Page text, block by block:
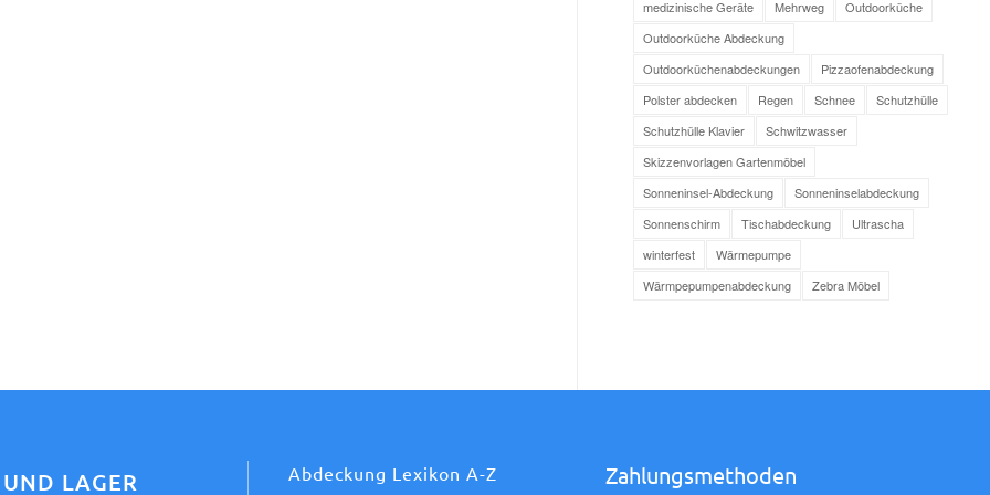
medizinische Geräte Mehrweg
Outdoorküche
Outdoorküche Abdeckung
Outdoorküchenabdeckungen
Pizzaofenabdeckung
Polster abdecken
Regen Schnee
Schutzhülle
Schutzhülle Klavier
Schwitzwasser
Skizzenvorlagen Gartenmöbel
Sonneninsel-Abdeckung
Sonneninselabdeckung
Sonnenschirm
Tischabdeckung
Ultrascha
winterfest
Wärmepumpe
Wärmpepumpenabdeckung
Zebra Möbel
LAGER Abdeckung Lexikon A-Z Zahlungsmethoden